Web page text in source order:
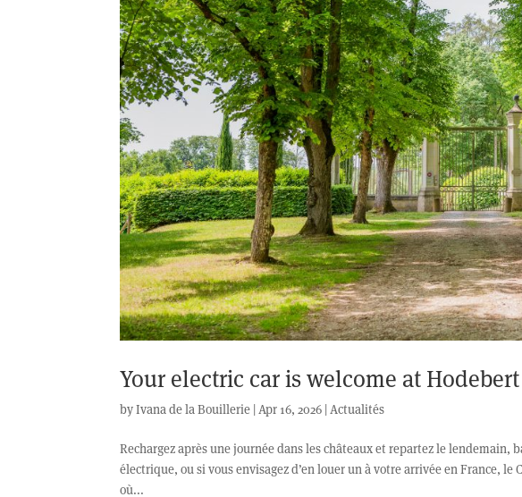
Your electric car is welcome at
byIvana de la Bouillerie |Apr 16, 2026 |Actualités
Rechargez après une journée dans les châteaux et repartez le
électrique, ou si vous envisagez d’en louer un à votre arrivée en France, le
où...